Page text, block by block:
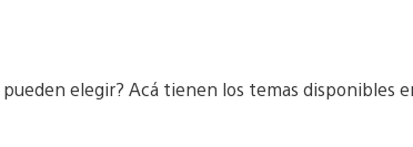
elegir? Acá tienen los temas disponibles